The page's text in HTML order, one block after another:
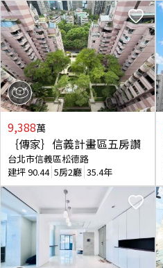
9,388萬
｛傳家｝信義計畫區五房讚
台北市信義區松德路
建坪90.44 5房2廳 35.4年